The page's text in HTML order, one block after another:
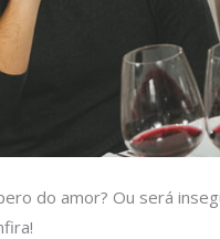
do amor? Ou será